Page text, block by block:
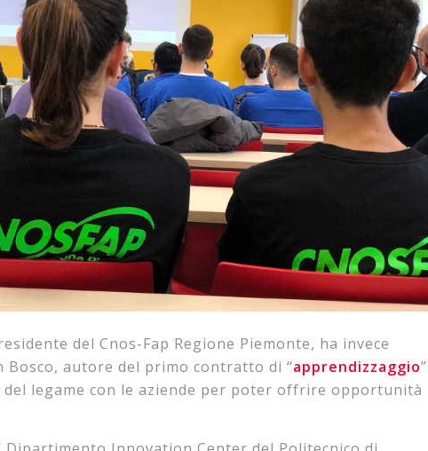
del Cnos-Fap Regione Piemonte, ha invece
autore del primo contratto di “apprendizzaggio”
del legame con le aziende per poter offrire opportunità